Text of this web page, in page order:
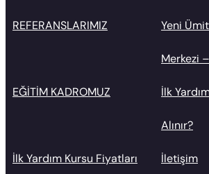
REFERANSLARIMIZ Yeni
Merkezi
EĞİTİM KADROMUZ İlk
Alınır?
İlk Yardım Kursu Fiyatları İletişim